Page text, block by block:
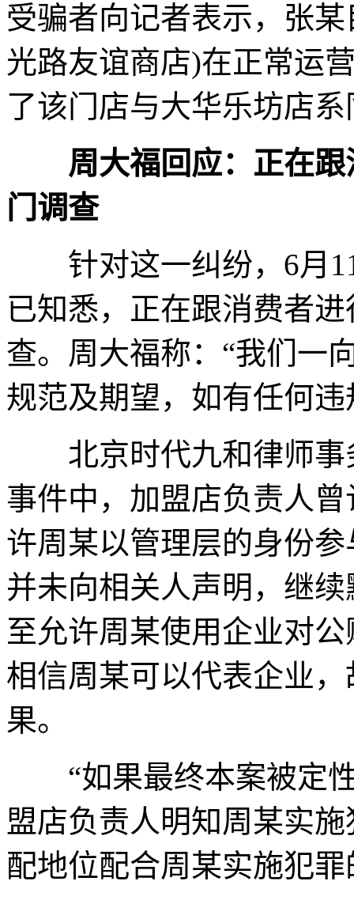
受骗者向记者表示，张
光路友谊商店)在正常运
了该门店与大华乐坊店
周大福回应：正在
门调查
针对这一纠纷，6月11
已知悉，正在跟消费者
查。周大福称：“我们一
规范及期望，如有任何
北京时代九和律师事
事件中，加盟店负责人
许周某以管理层的身份
并未向相关人声明，继
至允许周某使用企业对
相信周某可以代表企业
果。
“如果最终本案被定性
盟店负责人明知周某实
配地位配合周某实施犯